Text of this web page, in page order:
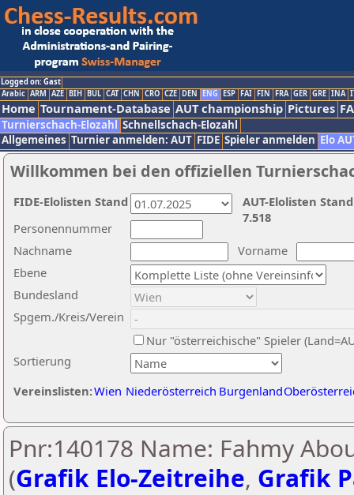
Logged on: Gast
Arabic ARM AZE BIH BUL CAT CHN CRO CZE DEN ENG ESP FAI FIN FRA GER GRE INA
Home Tournament-Database AUT championship Pictures
Turnierschach-Elozahl Schnellschach-Elozahl
Allgemeines Turnier anmelden: AUT FIDE Spieler anmelden Elo
Willkommen bei den offiziellen
Nachname
Vorname
Ebene
Sortierung
Personennummer
Bundesland
Spgem./Kreis/Verein
Nur "österreichische" Spieler
Vereinslisten:Wien Niederösterreich Burgenland
AUT-Elolisten
7.518
FIDE-Elolisten Stand
Pnr:140178 Name: Fahmy
(Grafik Elo-Zeitreihe, Grafik